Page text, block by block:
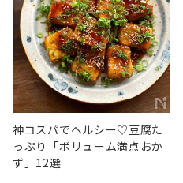
神コスパでヘルシー♡豆腐た
っぷり「ボリューム満点おか
ず」12選